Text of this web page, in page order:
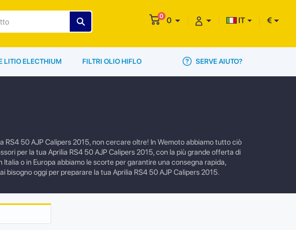
0 0 IT €
LITIO ELECTHIUM FILTRI OLIO HIFLO SERVE AIUTO?
50 AJP Calipers 2015, non cercare oltre! In Wemoto abbiamo tutto ciò
per la tua Aprilia RS4 50 AJP Calipers 2015, con la più grande offerta di
o in Europa abbiamo le scorte per garantire una consegna rapida,
bisogno oggi per preparare la tua Aprilia RS4 50 AJP Calipers 2015.